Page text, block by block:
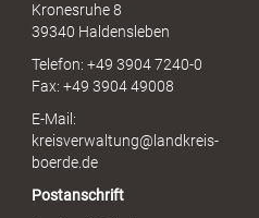
Kronesruhe 8
39340 Haldensleben
Telefon: +49 3904 7240-0
Fax: +49 3904 49008
E-Mail:
kreisverwaltung@landkreis-
boerde.de
Postanschrift